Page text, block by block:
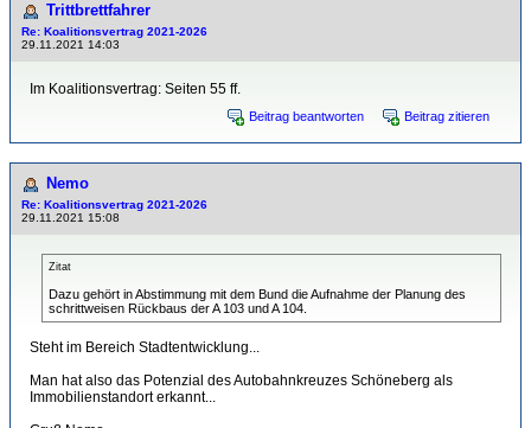
Trittbrettfahrer
Re: Koalitionsvertrag 2021-2026
29.11.2021 14:03
Im Koalitionsvertrag: Seiten 55 ff.
Beitrag beantworten Beitrag zitieren
Nemo
Re: Koalitionsvertrag 2021-2026
29.11.2021 15:08
Zitat
Dazu gehört in Abstimmung mit dem Bund die Aufnahme der Planung des
schrittweisen Rückbaus der A 103 und A 104.
Steht im Bereich Stadtentwicklung...
Man hat also das Potenzial des Autobahnkreuzes Schöneberg als
Immobilienstandort erkannt...